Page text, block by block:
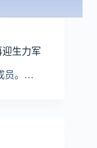
生力军
员。…